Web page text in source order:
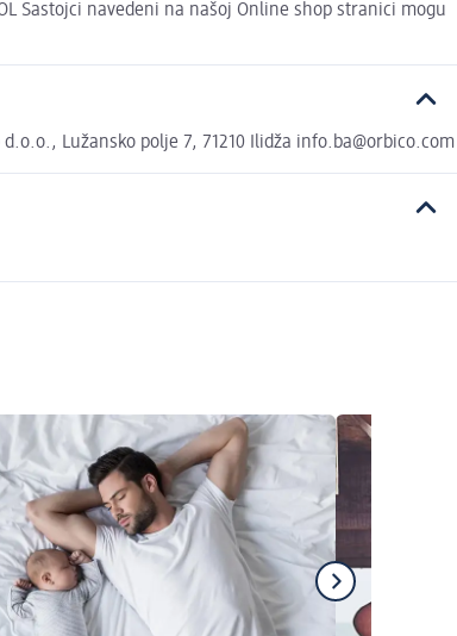
Sastojci navedeni na našoj Online shop stranici mogu
Lužansko polje 7, 71210 Ilidža info.ba@orbico.com